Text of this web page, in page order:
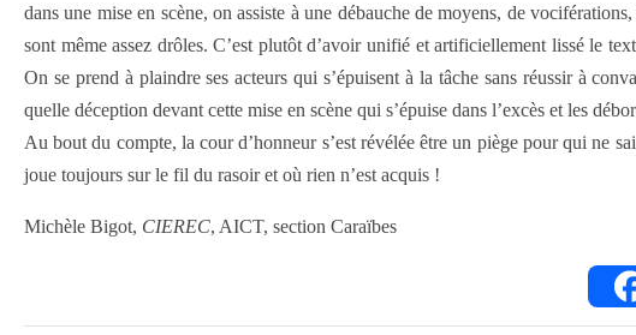
dans une mise en scène, on assiste à une débauche de moyens, de
sont même assez drôles. C’est plutôt d’avoir unifié et artificiellement lissé le
On se prend à plaindre ses acteurs qui s’épuisent à la tâche sans réussir à
quelle déception devant cette mise en scène qui s’épuise dans l’excès et les
Au bout du compte, la cour d’honneur s’est révélée être un piège pour qui ne
joue toujours sur le fil du rasoir et où rien n’est acquis !
Michèle Bigot, CIEREC, AICT, section Caraïbes